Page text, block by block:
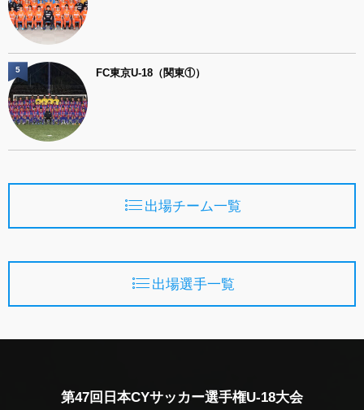
FC東京U-18（関東①）
5
出場チーム一覧
出場選手一覧
第47回日本CYサッカー選手権U-18大会